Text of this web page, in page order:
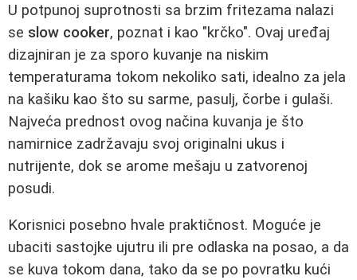
U potpunoj suprotnosti sa brzim fritezama nalazi
se slow cooker, poznat i kao "krčko". Ovaj uređaj
dizajniran je za sporo kuvanje na niskim
temperaturama tokom nekoliko sati, idealno za jela
na kašiku kao što su sarme, pasulj, čorbe i gulaši.
Najveća prednost ovog načina kuvanja je što
namirnice zadržavaju svoj originalni ukus i
nutrijente, dok se aromе mešaju u zatvorenoj
posudi.
Korisnici posebno hvale praktičnost. Moguće je
ubaciti sastojke ujutru ili pre odlaska na posao, a da
se kuva tokom dana, tako da se po povratku kući